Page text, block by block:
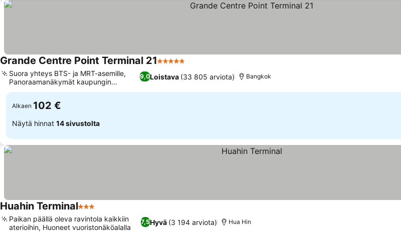
Grande Centre Point Terminal 215 Tähtiluokitus
9,0Loistava (33 805 arviota)
Suora yhteys BTS- ja MRT-asemille,
Panoraamanäkymät kaupungin
horisonttiin
Bangkok
Alkaen 102 €
Näytä hinnat 14 sivustolta
Huahin Terminal3 Tähtiluokitus
7,5Hyvä (3 194 arviota)
Paikan päällä oleva ravintola kaikkiin
aterioihin, Huoneet vuoristonäköalalla
Hua Hin